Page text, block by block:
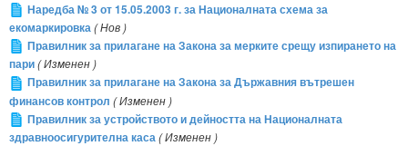
Наредба № 3 от 15.05.2003 г. за Националната схема за
екомаркировка( Нов )
Правилник за прилагане на Закона за мерките срещу изпирането на
пари( Изменен )
Правилник за прилагане на Закона за Държавния вътрешен
финансов контрол ( Изменен )
Правилник за устройството и дейността на Националната
здравноосигурителна каса( Изменен )